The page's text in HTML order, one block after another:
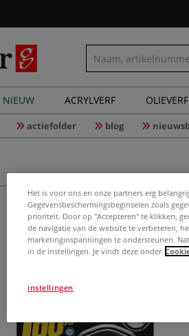
NIEUW ACRYLVERF OLIEVERF
actiefolder blog
Het is voor ons en onze partners erg
Gegevensbeschermingsbeginselen zoals
prioriteit. Door op "Accepteren" te klikken,
de navigatie van de website te verbeteren,
marketinginspanningen te ondersteunen.
in de instellingen. Je vindt deze onder
instellingen